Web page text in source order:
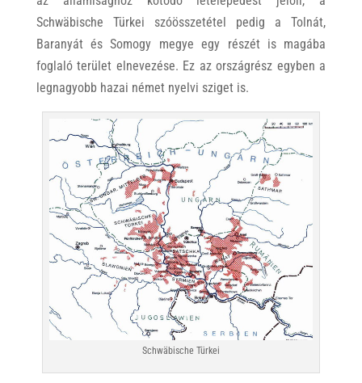
Schwäbische Türkei szóösszetétel pedig a Tolnát,
Baranyát és Somogy megye egy részét is magába
foglaló terület elnevezése. Ez az országrész egyben a
legnagyobb hazai német nyelvi sziget is.
Schwäbische Türkei